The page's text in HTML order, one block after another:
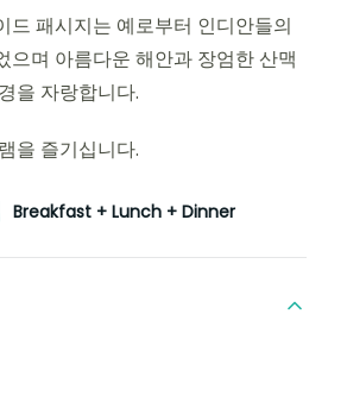
드 패시지는 예로부터 인디안들의
으며 아름다운 해안과 장엄한 산맥
을 자랑합니다.
을 즐기십니다.
Breakfast + Lunch + Dinner